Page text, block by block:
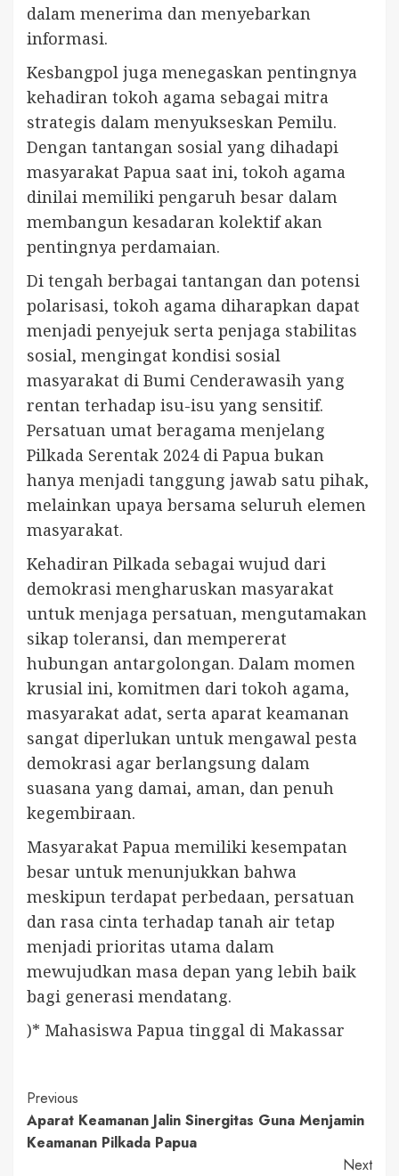
dalam menerima dan menyebarkan
informasi.
Kesbangpol juga menegaskan pentingnya
kehadiran tokoh agama sebagai mitra
strategis dalam menyukseskan Pemilu.
Dengan tantangan sosial yang dihadapi
masyarakat Papua saat ini, tokoh agama
dinilai memiliki pengaruh besar dalam
membangun kesadaran kolektif akan
pentingnya perdamaian.
Di tengah berbagai tantangan dan potensi
polarisasi, tokoh agama diharapkan dapat
menjadi penyejuk serta penjaga stabilitas
sosial, mengingat kondisi sosial
masyarakat di Bumi Cenderawasih yang
rentan terhadap isu-isu yang sensitif.
Persatuan umat beragama menjelang
Pilkada Serentak 2024 di Papua bukan
hanya menjadi tanggung jawab satu pihak,
melainkan upaya bersama seluruh elemen
masyarakat.
Kehadiran Pilkada sebagai wujud dari
demokrasi mengharuskan masyarakat
untuk menjaga persatuan, mengutamakan
sikap toleransi, dan mempererat
hubungan antargolongan. Dalam momen
krusial ini, komitmen dari tokoh agama,
masyarakat adat, serta aparat keamanan
sangat diperlukan untuk mengawal pesta
demokrasi agar berlangsung dalam
suasana yang damai, aman, dan penuh
kegembiraan.
Masyarakat Papua memiliki kesempatan
besar untuk menunjukkan bahwa
meskipun terdapat perbedaan, persatuan
dan rasa cinta terhadap tanah air tetap
menjadi prioritas utama dalam
mewujudkan masa depan yang lebih baik
bagi generasi mendatang.
)* Mahasiswa Papua tinggal di Makassar
Continue
Reading
Previous
Aparat Keamanan Jalin Sinergitas Guna Menjamin
Keamanan Pilkada Papua
Next